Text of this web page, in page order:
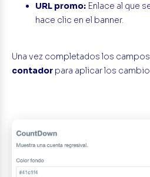
URL promo: Enlace al que
hace clic en el banner.
Una vez completados los
contador para aplicar los